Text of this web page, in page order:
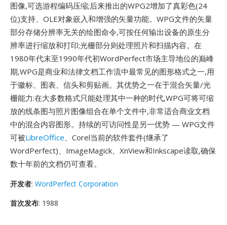
图像,可选游程编码压缩;后来推出的WPG2增加了真彩色(24
位)支持、OLE对象嵌入和增强的矢量功能。WPG文件的矢量
部分存储分辨率无关的绘图命令,可按任何输出设备的原生分
辨率进行缩放和打印;光栅部分则处理照片和扫描内容。在
1980年代末至1990年代初WordPerfect市场主导地位的巅峰
期,WPG是商业和法律文档工作流中最常见的图形格式之一,用
于徽标、图表、信头和剪贴画。其优势之一在于混合矢量/光
栅能力:在大多数格式只能处理其中一种的时代,WPG可将可缩
放的线条图与照片图像组合在单个文件中,非常适合商业文档
中的混合内容图形。持续的可访问性是另一优势 — WPG文件
可被LibreOffice、Corel当前的软件套件(继承了
WordPerfect)、ImageMagick、XnView和Inkscape读取,确保
数十年前的文档仍可查看。
开发者: WordPerfect Corporation
首次发布: 1988